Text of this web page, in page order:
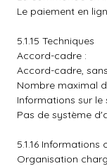
Le paiement en
5.1.15 Techniques
Accord-cadre :
Accord-cadre,
Nombre maximal
Informations sur
Pas de système
5.1.16
Organisation